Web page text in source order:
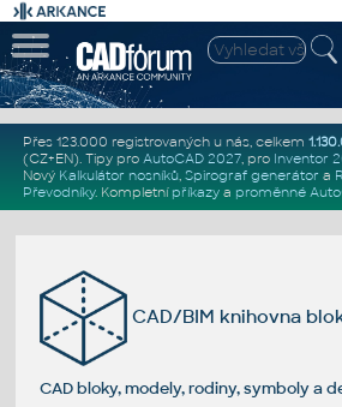
Přes 123.000 registrovaných u nás, celkem
(CZ+EN). Tipy pro AutoCAD 2027, pro Inventor
Nový Kalkulátor nosníků, Spirograf generátor a
Převodníky. Kompletní příkazya proměnné
CAD/BIM knihovna
CAD bloky, modely, rodiny, symboly a